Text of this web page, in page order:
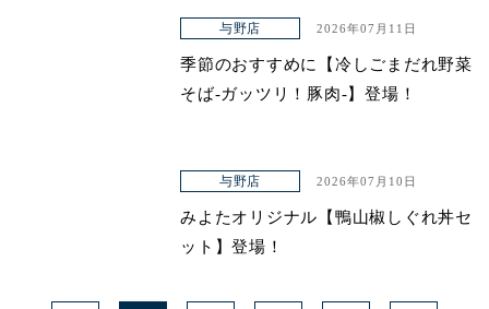
与野店 2026年07月11日
季節のおすすめに【冷しごまだれ野菜
そば-ガッツリ！豚肉-】登場！
与野店 2026年07月10日
みよたオリジナル【鴨山椒しぐれ丼セ
ット】登場！